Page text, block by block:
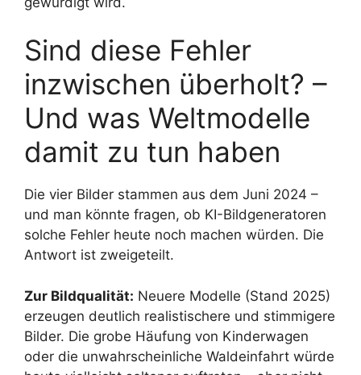
Sind diese Fehler
inzwischen überholt? –
Und was Weltmodelle
damit zu tun haben
Die vier Bilder stammen aus dem Juni 2024 –
und man könnte fragen, ob KI-Bildgeneratoren
solche Fehler heute noch machen würden. Die
Antwort ist zweigeteilt.
Zur Bildqualität: Neuere Modelle (Stand 2025)
erzeugen deutlich realistischere und stimmigere
Bilder. Die grobe Häufung von Kinderwagen
oder die unwahrscheinliche Waldeinfahrt würde